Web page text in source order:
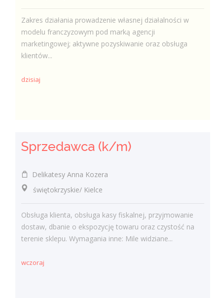
Zakres działania prowadzenie własnej działalności w
modelu franczyzowym pod marką agencji
marketingowej; aktywne pozyskiwanie oraz obsługa
klientów...
dzisiaj
Sprzedawca (k/m)
Delikatesy Anna Kozera
świętokrzyskie/ Kielce
Obsługa klienta, obsługa kasy fiskalnej, przyjmowanie
dostaw, dbanie o ekspozycję towaru oraz czystość na
terenie sklepu. Wymagania inne: Mile widziane...
wczoraj